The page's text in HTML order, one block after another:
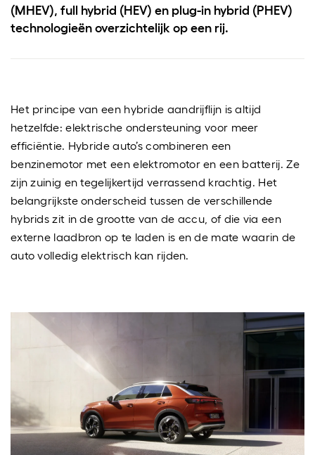
(MHEV), full hybrid (HEV) en plug-in hybrid (PHEV)
technologieën overzichtelijk op een rij.
Het principe van een hybride aandrijflijn is altijd
hetzelfde: elektrische ondersteuning voor meer
efficiëntie. Hybride auto’s combineren een
benzinemotor met een elektromotor en een batterij. Ze
zijn zuinig en tegelijkertijd verrassend krachtig. Het
belangrijkste onderscheid tussen de verschillende
hybrids zit in de grootte van de accu, of die via een
externe laadbron op te laden is en de mate waarin de
auto volledig elektrisch kan rijden.